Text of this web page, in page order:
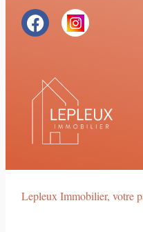
Lepleux Immobilier, votre